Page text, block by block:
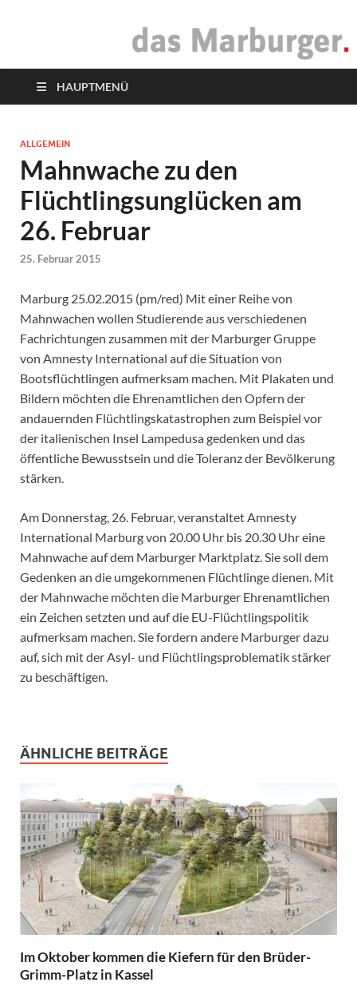
das Marburger.
HAUPTMENÜ
ALLGEMEIN
Mahnwache zu den
Flüchtlingsunglücken am
26. Februar
25. Februar 2015
Marburg 25.02.2015 (pm/red) Mit einer Reihe von
Mahnwachen wollen Studierende aus verschiedenen
Fachrichtungen zusammen mit der Marburger Gruppe
von Amnesty International auf die Situation von
Bootsflüchtlingen aufmerksam machen. Mit Plakaten und
Bildern möchten die Ehrenamtlichen den Opfern der
andauernden Flüchtlingskatastrophen zum Beispiel vor
der italienischen Insel Lampedusa gedenken und das
öffentliche Bewusstsein und die Toleranz der Bevölkerung
stärken.
Am Donnerstag, 26. Februar, veranstaltet Amnesty
International Marburg von 20.00 Uhr bis 20.30 Uhr eine
Mahnwache auf dem Marburger Marktplatz. Sie soll dem
Gedenken an die umgekommenen Flüchtlinge dienen. Mit
der Mahnwache möchten die Marburger Ehrenamtlichen
ein Zeichen setzten und auf die EU-Flüchtlingspolitik
aufmerksam machen. Sie fordern andere Marburger dazu
auf, sich mit der Asyl- und Flüchtlingsproblematik stärker
zu beschäftigen.
ÄHNLICHE BEITRÄGE
Im Oktober kommen die Kiefern für den Brüder-
Grimm-Platz in Kassel